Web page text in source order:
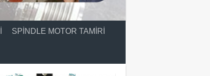
SPINDLE MOTOR TAMIRI